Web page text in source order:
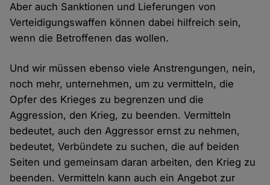
Aber auch Sanktionen und Lieferungen von
Verteidigungswaffen können dabei hilfreich sein,
wenn die Betroffenen das wollen.
Und wir müssen ebenso viele Anstrengungen, nein,
noch mehr, unternehmen, um zu vermitteln, die
Opfer des Krieges zu begrenzen und die
Aggression, den Krieg, zu beenden. Vermitteln
bedeutet, auch den Aggressor ernst zu nehmen,
bedeutet, Verbündete zu suchen, die auf beiden
Seiten und gemeinsam daran arbeiten, den Krieg zu
beenden. Vermitteln kann auch ein Angebot zur